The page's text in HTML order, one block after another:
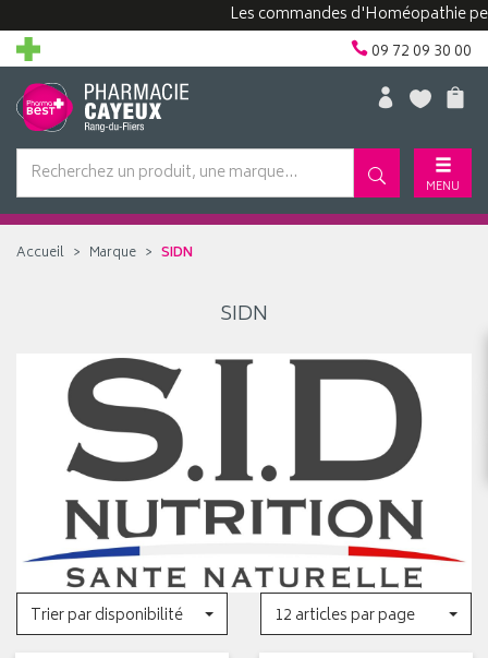
Les commandes d'Homéopathie
09 72 09 30 00
MENU
Accueil Marque SIDN
SIDN
Trier par disponibilité 12 articles par page